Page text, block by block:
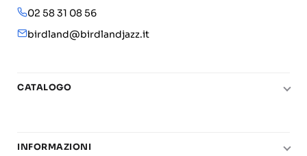
02 58 31 08 56
birdland@birdlandjazz.it
CATALOGO
Chitarra
INFORMAZIONI